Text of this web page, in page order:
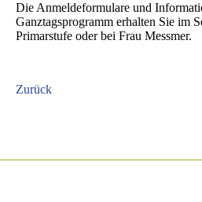
Die Anmeldeformulare und
Ganztagsprogramm erhalten Sie im
Primarstufe oder bei Frau Messmer.
Zurück